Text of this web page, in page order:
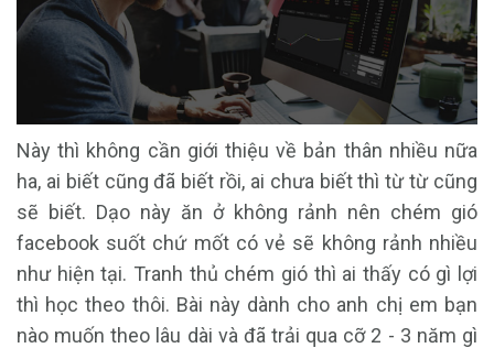
Này thì không cần giới thiệu về bản thân nhiều nữa
ha, ai biết cũng đã biết rồi, ai chưa biết thì từ từ cũng
sẽ biết. Dạo này ăn ở không rảnh nên chém gió
facebook suốt chứ mốt có vẻ sẽ không rảnh nhiều
như hiện tại. Tranh thủ chém gió thì ai thấy có gì lợi
thì học theo thôi. Bài này dành cho anh chị em bạn
nào muốn theo lâu dài và đã trải qua cỡ 2 - 3 năm gì